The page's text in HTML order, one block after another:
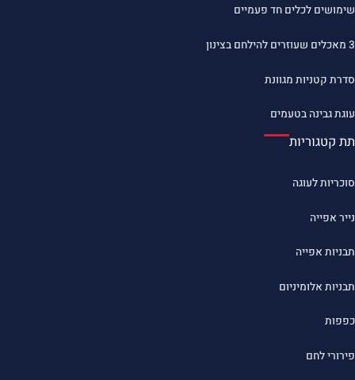
שימושים לכלים חד פעמיים
3 מאכלים שעוזרים להילחם בצינון
סדרת קטניות מגוונת
עוגת גבינה בטעמים
תת קטגוריות
סוכריות לעוגה
נייר אפייה
תבניות אפייה
תבניות אלומיניום
כפפות
פירורי לחם